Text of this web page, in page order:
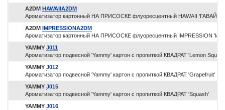
A2DM HAWAIIA2DM
Ароматизатор картонный НА ПРИСОСКЕ флуоресцентный HAWAII 'ГАВАЙИ'
A2DM IMPRESSIONA2DM
Ароматизатор картонный НА ПРИСОСКЕ флуоресцентный IMPRESSION
YAMMY J011
Ароматизатор подвесной 'Yammy' картон с пропиткой КВАДРАТ 'Lemon
YAMMY J012
Ароматизатор подвесной 'Yammy' картон с пропиткой КВАДРАТ 'Grapefruit'
YAMMY J015
Ароматизатор подвесной 'Yammy' картон с пропиткой КВАДРАТ 'Squash'
YAMMY J016